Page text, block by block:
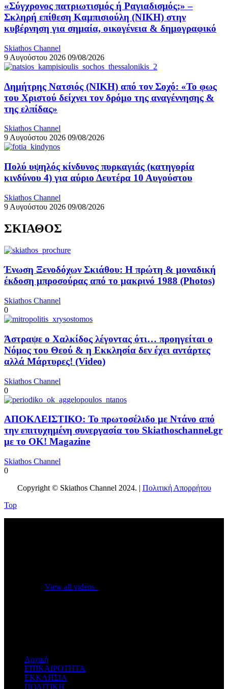
«Σύγχρονος πατριωτισμός ή Ραγιαδισμός;» –
Σκληρή επίθεση Καμπισιούλη (ΝΙΚΗ) στην
κυβέρνηση για σημαία, οικογένεια & δημογραφικό
Skiathos Channel
9 Αυγούστου 2026 09/08/2026
Δημήτρης Νατσιός (ΝΙΚΗ) από τον Σοχό: «Το φως
του Χριστού δείχνει τον δρόμο της αναγέννησης &
της ελπίδας»
Skiathos Channel
9 Αυγούστου 2026 09/08/2026
Πολύ υψηλός κίνδυνος πυρκαγιάς (κατηγορία
κινδύνου 4) για αύριο Δευτέρα 10 Αυγούστου
Skiathos Channel
9 Αυγούστου 2026 09/08/2026
ΣΚΙΑΘΟΣ
Ένωση Ξενοδόχων Σκιάθου: Η πρώτη & μοναδική
έκδοση μπροσούρας από το μακρινό 1988 (Photos)
Skiathos Channel
0
Άστραψε ο Χαλκίδος λέγοντας ότι… προηγείται ο
Νόμος του Θεού & η Εκκλησία δεν έχει αντάρτες
αλλά Μάρτυρες! (Video)
Skiathos Channel
0
ΑΠΟΚΛΕΙΣΤΙΚΟ: Το πρωτοσέλιδο με Ντάνο από
την επιτυχημένη συνεργασία του Skiathoschannel.gr
με το OK! Magazine
Skiathos Channel
0
Copyright © Skiathos Channel 2024. | Πολιτική Απορρήτου
Top
View all videos
Αρχική
ΕΠΙΚΑΙΡΟΤΗΤΑ
ΕΚΚΛΗΣΙΑ
ΠΟΛΙΤΙΚΗ